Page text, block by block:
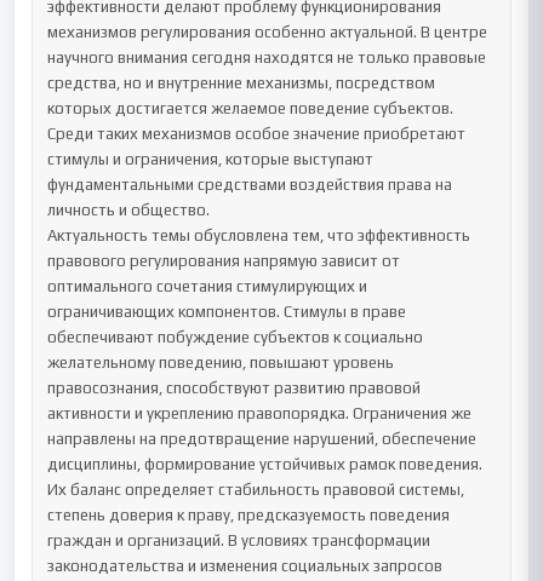
эффективности делают проблему функционирования
механизмов регулирования особенно актуальной. В центре
научного внимания сегодня находятся не только правовые
средства, но и внутренние механизмы, посредством
которых достигается желаемое поведение субъектов.
Среди таких механизмов особое значение приобретают
стимулы и ограничения, которые выступают
фундаментальными средствами воздействия права на
личность и общество.
Актуальность темы обусловлена тем, что эффективность
правового регулирования напрямую зависит от
оптимального сочетания стимулирующих и
ограничивающих компонентов. Стимулы в праве
обеспечивают побуждение субъектов к социально
желательному поведению, повышают уровень
правосознания, способствуют развитию правовой
активности и укреплению правопорядка. Ограничения же
направлены на предотвращение нарушений, обеспечение
дисциплины, формирование устойчивых рамок поведения.
Их баланс определяет стабильность правовой системы,
степень доверия к праву, предсказуемость поведения
граждан и организаций. В условиях трансформации
законодательства и изменения социальных запросов